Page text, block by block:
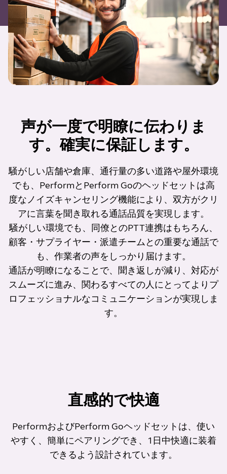
声が一度で明瞭に伝わりま
す。確実に保証します。
騒がしい店舗や倉庫、通行量の多い道路や屋外環境
でも、PerformとPerform Goのヘッドセットは高
度なノイズキャンセリング機能により、双方がクリ
アに言葉を聞き取れる通話品質を実現します。
騒がしい環境でも、同僚とのPTT連携はもちろん、
顧客・サプライヤー・派遣チームとの重要な通話で
も、作業者の声をしっかり届けます。
通話が明瞭になることで、聞き返しが減り、対応が
スムーズに進み、関わるすべての人にとってよりプ
ロフェッショナルなコミュニケーションが実現しま
す。
直感的で快適
PerformおよびPerform Goヘッドセットは、使い
やすく、簡単にペアリングでき、1日中快適に装着
できるよう設計されています。